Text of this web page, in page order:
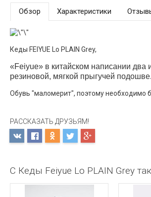
Обзор Характеристики
Кеды FEIYUE Lo PLAIN Grey,
«Feiyue» в китайском написании
резиновой, мягкой прыгучей подошве.
Обувь "маломерит", поэтому необходимо
РАССКАЗАТЬ ДРУЗЬЯМ!
С Кеды Feiyue Lo PLAIN Grey